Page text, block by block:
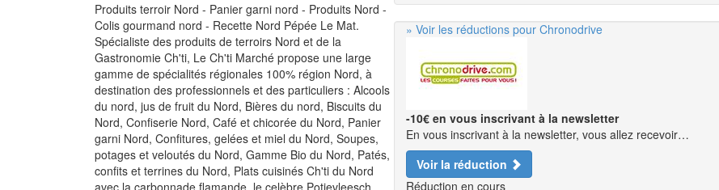
Produits terroir Nord - Panier garni nord - Produits Nord -
Colis gourmand nord - Recette Nord Pépée Le Mat.
Spécialiste des produits de terroirs Nord et de la
Gastronomie Ch'ti, Le Ch'ti Marché propose une large
gamme de spécialités régionales 100% région Nord, à
destination des professionnels et des particuliers : Alcools
du nord, jus de fruit du Nord, Bières du nord, Biscuits du
Nord, Confiserie Nord, Café et chicorée du Nord, Panier
garni Nord, Confitures, gelées et miel du Nord, Soupes,
potages et veloutés du Nord, Gamme Bio du Nord, Patés,
confits et terrines du Nord, Plats cuisinés Ch'ti du Nord
» Voir les réductions pour Chronodrive
-10€ en vous inscrivant à la newsletter
En vous inscrivant à la newsletter, vous allez recevoir…
Voir la réduction
Réduction en cours